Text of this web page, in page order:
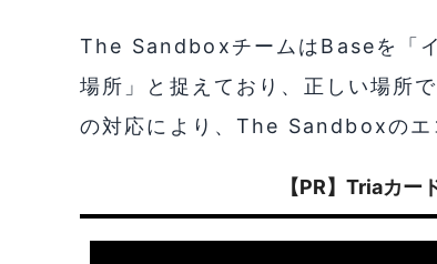
The SandboxチームはBaseを「
場所」と捉えており、正しい場所
の対応により、The Sandboxのエ
【PR】Triaカー